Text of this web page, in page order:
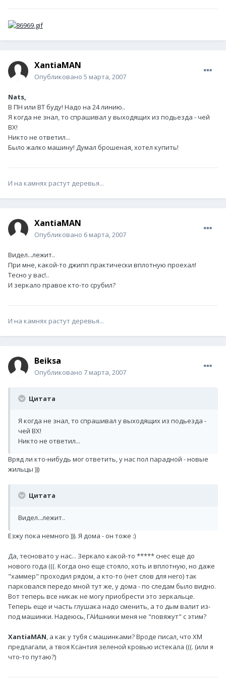
XantiaMAN
Опубликовано 5 марта, 2007
Nats,
В ПН или ВТ буду! Надо на 24 линию..
Я когда не знал, то спрашивал у выходящих из подьезда - чей
ВХ!
Никто не ответил...
Было жалко машину! Думал брошеная, хотел купить!
И на камнях растут деревья...
XantiaMAN
Опубликовано 6 марта, 2007
Видел...лежит..
При мне, какой-то джипп практически вплотную проехал!
Тесно у вас!..
И зеркало правое кто-то срубил?
И на камнях растут деревья...
Beiksa
Опубликовано 7 марта, 2007
Цитата
Я когда не знал, то спрашивал у выходящих из подьезда -
чей ВХ!
Никто не ответил...
Вряд ли кто-нибудь мог ответить, у нас пол парадной - новые
жильцы )))
Цитата
Видел...лежит..
Езжу пока немного ))). Я дома - он тоже :)
Да, тесновато у нас... Зеркало какой-то ***** снес еще до
нового года (((. Когда оно еще стояло, хоть и вплотную, но даже
"хаммер" проходил рядом, а кто-то (нет слов для него) так
парковался передо мной тут же, у дома - по следам было видно.
Вот теперь все никак не могу приобрести это зеркальце.
Теперь еще и часть глушака надо сменить, а то дым валит из-
под машинки. Надеюсь, ГАИшники меня не "повяжут" с этим?
XantiaMAN, а как у тубя с машинками? Вроде писал, что ХМ
предлагали, а твоя Ксантия зеленой кровью истекала (((. (или я
что-то путаю?)